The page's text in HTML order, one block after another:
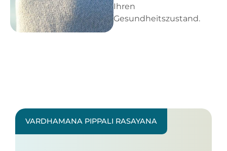
Ihren
Gesundheitszustand.
VARDHAMANA PIPPALI RASAYANA